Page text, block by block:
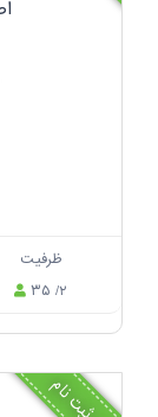
ظرفیت
۳۵ /۲